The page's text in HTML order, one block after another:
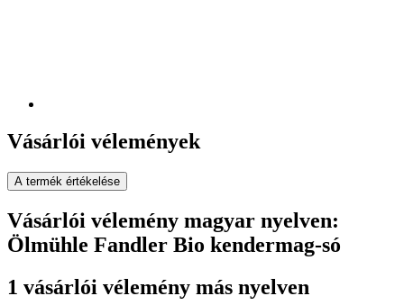
Vásárlói vélemények
A termék értékelése
Vásárlói vélemény magyar nyelven:
Ölmühle Fandler Bio kendermag-só
1 vásárlói vélemény más nyelven